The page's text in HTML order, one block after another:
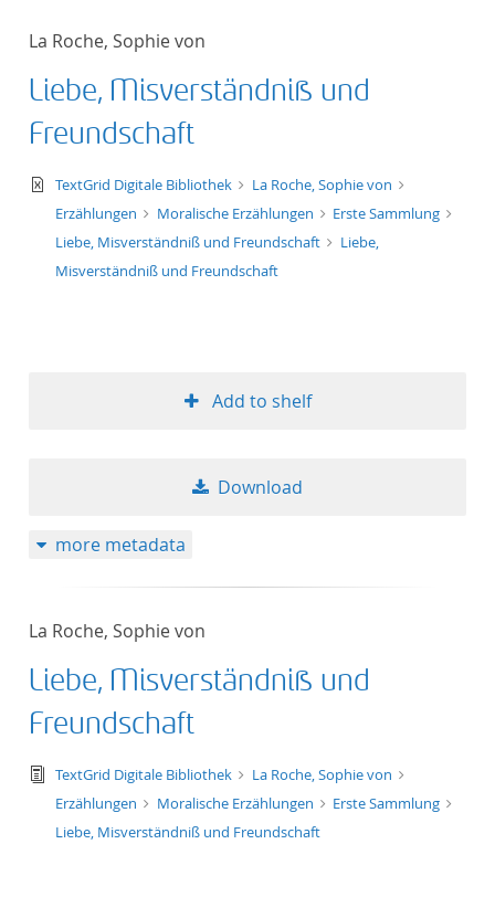
La Roche, Sophie von
Liebe, Misverständniß und
Freundschaft
text/xml
TextGrid Digitale Bibliothek
La Roche, Sophie von
Erzählungen
Moralische Erzählungen
Erste Sammlung
Liebe, Misverständniß und Freundschaft
Liebe,
Misverständniß und Freundschaft
Add to shelf
Download
more metadata
La Roche, Sophie von
Liebe, Misverständniß und
Freundschaft
text/tg.edition+tg.aggregation+xml
TextGrid Digitale Bibliothek
La Roche, Sophie von
Erzählungen
Moralische Erzählungen
Erste Sammlung
Liebe, Misverständniß und Freundschaft